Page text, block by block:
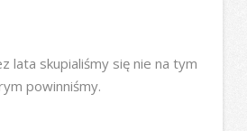
lata skupialiśmy się nie na tym
powinniśmy.